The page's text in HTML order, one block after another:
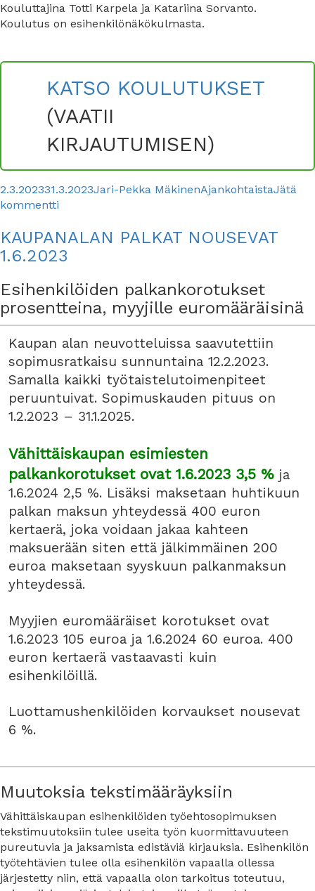
Kouluttajina Totti Karpela ja Katariina Sorvanto.
Koulutus on esihenkilönäkökulmasta.
KATSO KOULUTUKSET
(VAATII
KIRJAUTUMISEN)
Julkaistu
2.3.202331.3.2023Kirjoittaja
Jari-Pekka MäkinenKategoriat
AjankohtaistaJätä
kommentti
jäsenille
KAUPANALAN PALKAT NOUSEVAT
1.6.2023
Esihenkilöiden palkankorotukset
prosentteina, myyjille euromääräisinä
Kaupan alan neuvotteluissa saavutettiin
sopimusratkaisu sunnuntaina 12.2.2023.
Samalla kaikki työtaistelutoimenpiteet
peruuntuivat. Sopimuskauden pituus on
1.2.2023 – 31.1.2025.
Vähittäiskaupan esimiesten
palkankorotukset ovat 1.6.2023 3,5 % ja
1.6.2024 2,5 %. Lisäksi maksetaan huhtikuun
palkan maksun yhteydessä 400 euron
kertaerä, joka voidaan jakaa kahteen
maksuerään siten että jälkimmäinen 200
euroa maksetaan syyskuun palkanmaksun
yhteydessä.
Myyjien euromääräiset korotukset ovat
1.6.2023 105 euroa ja 1.6.2024 60 euroa. 400
euron kertaerä vastaavasti kuin
esihenkilöillä.
Luottamushenkilöiden korvaukset nousevat
6 %.
Muutoksia tekstimääräyksiin
Vähittäiskaupan esihenkilöiden työehtosopimuksen
tekstimuutoksiin tulee useita työn kuormittavuuteen
pureutuvia ja jaksamista edistäviä kirjauksia. Esihenkilön
työtehtävien tulee olla esihenkilön vapaalla ollessa
järjestetty niin, että vapaalla olon tarkoitus toteutuu,